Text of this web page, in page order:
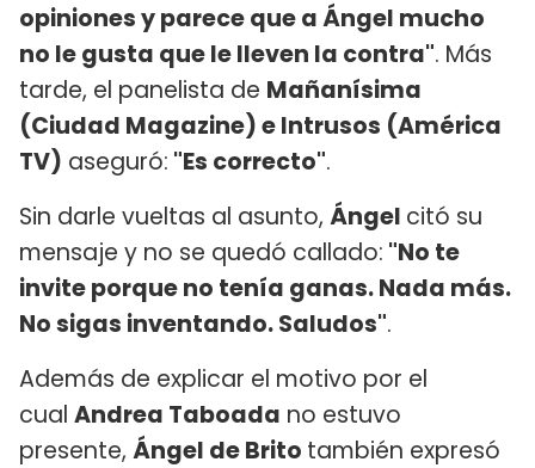
opiniones y parece que a Ángel mucho
no le gusta que le lleven la contra". Más
tarde, el panelista de Mañanísima
(Ciudad Magazine) e Intrusos (América
TV) aseguró: "Es correcto".
Sin darle vueltas al asunto, Ángel citó su
mensaje y no se quedó callado: "No te
invite porque no tenía ganas. Nada más.
No sigas inventando. Saludos".
Además de explicar el motivo por el
cual Andrea Taboada no estuvo
presente, Ángel de Brito también expresó